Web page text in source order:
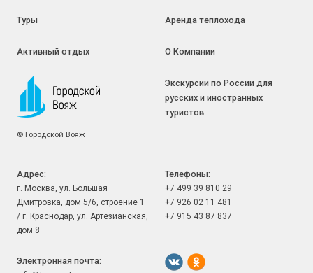
июля 2026 года.
Туры Аренда теплохода
Активный отдых О Компании
© Городской Вояж
Экскурсии по России для
русских и иностранных
туристов
Адрес:
г. Москва, ул. Большая
Дмитровка, дом 5/6, строение 1
/ г. Краснодар, ул. Артезианская,
дом 8
Телефоны:
+7 499 39 810 29
+7 926 02 11 481
+7 915 43 87 837
Электронная почта: